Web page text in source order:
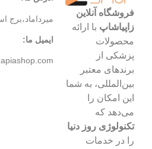
فروشگاه آنلاین
زاپیاشاپ با ارائه
محصولات
پزشکی از
برندهای معتبر
بین‌المللی، به شما
این امکان را
می‌دهد که
تکنولوژی روز دنیا
را در خدمات
میرداماد،برج
ایمیل ما: